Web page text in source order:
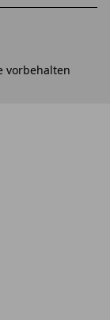
vorbehalten